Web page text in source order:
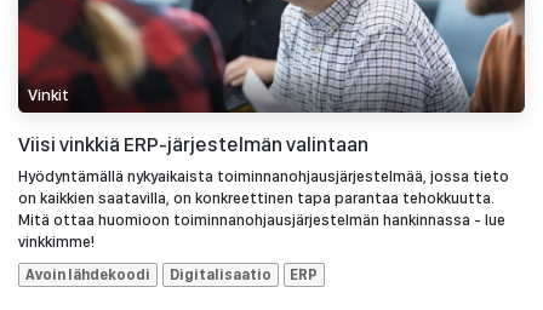
Vinkit
Viisi vinkkiä ERP-järjestelmän valintaan
Hyödyntämällä nykyaikaista toiminnanohjausjärjestelmää, jossa tieto
on kaikkien saatavilla, on konkreettinen tapa parantaa tehokkuutta.
Mitä ottaa huomioon toiminnanohjausjärjestelmän hankinnassa - lue
vinkkimme!
Avoin lähdekoodi
Digitalisaatio ERP